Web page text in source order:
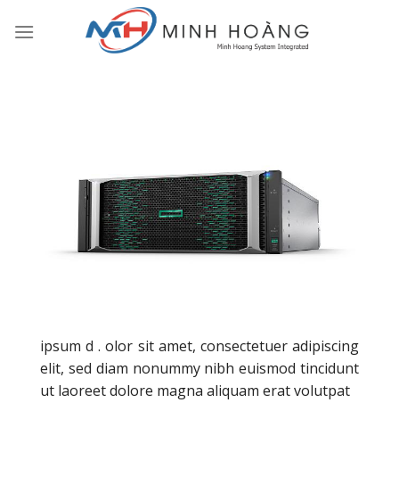
ipsum d . olor sit amet, consectetuer adipiscing
elit, sed diam nonummy nibh euismod tincidunt
ut laoreet dolore magna aliquam erat volutpat